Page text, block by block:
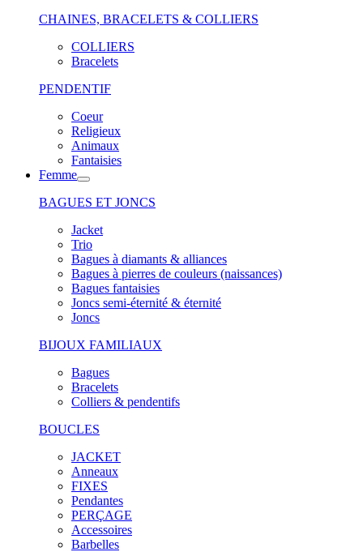
CHAINES, BRACELETS & COLLIERS
COLLIERS
Bracelets
PENDENTIF
Coeur
Religieux
Animaux
Fantaisies
Femme
BAGUES ET JONCS
Jacket
Trio
Bagues à diamants & alliances
Bagues à pierres de couleurs (naissances)
Bagues fantaisies
Joncs semi-éternité & éternité
Joncs
BIJOUX FAMILIAUX
Bagues
Bracelets
Colliers & pendentifs
BOUCLES
JACKET
Anneaux
FIXES
Pendantes
PERÇAGE
Accessoires
Barbelles